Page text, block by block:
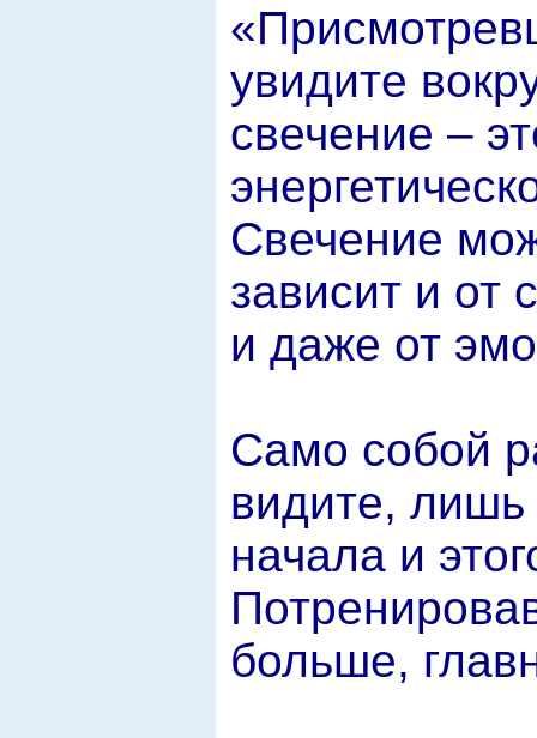
увидите
свечение –
Свечение
зависит и от
и даже от
Само собой
видите,
начала и
больше,